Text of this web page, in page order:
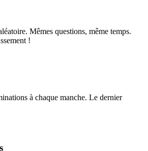
Mêmes questions, même temps.
!
à chaque manche. Le dernier